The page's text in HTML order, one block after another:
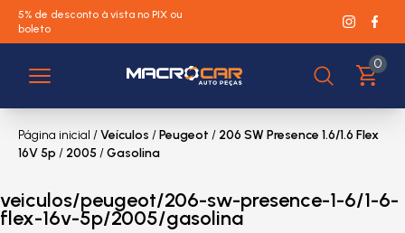
5% de desconto à vista no PIX ou
boleto
0
Página inicial /Veículos /Peugeot / 206 SW Presence 1.6/1.6 Flex
16V 5p/ 2005 /Gasolina
veiculos/peugeot/206-sw-presence-1-6/1-6-
flex-16v-5p/2005/gasolina